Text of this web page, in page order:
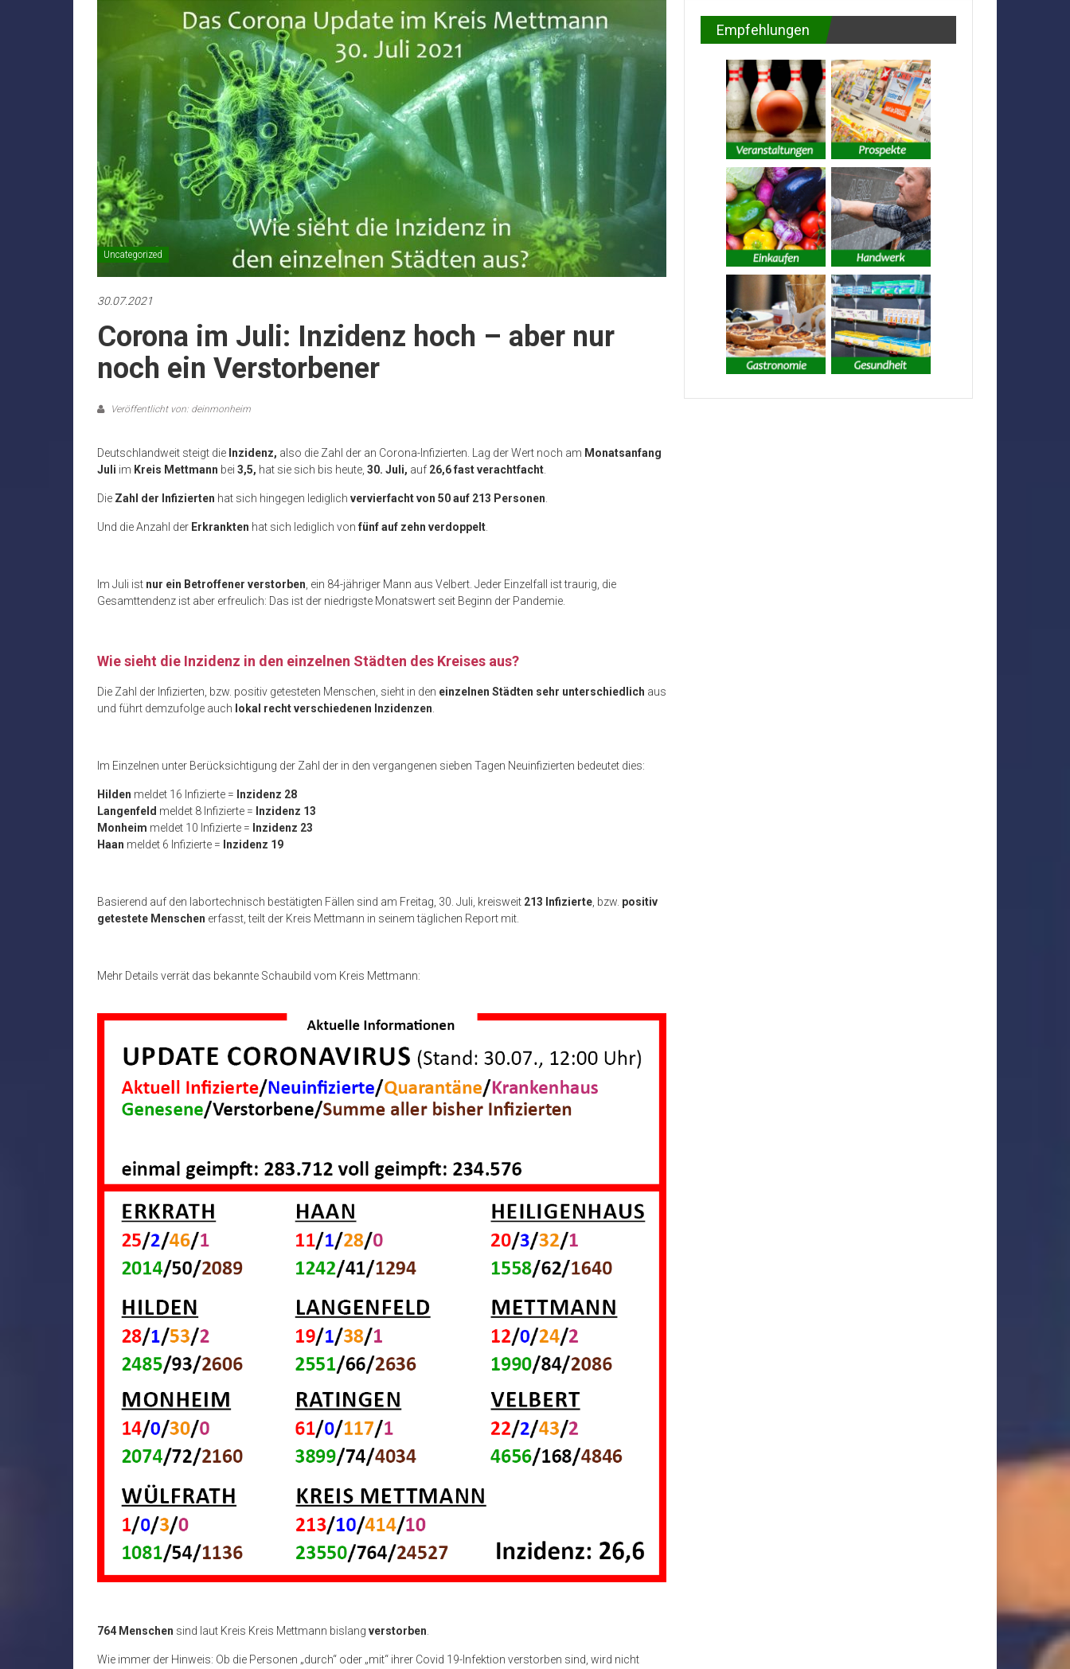
Uncategorized
30.07.2021
Corona im Juli: Inzidenz hoch – aber nur
noch ein Verstorbener
Veröffentlicht von: deinmonheim
Deutschlandweit steigt die Inzidenz, also die Zahl der an Corona-Infizierten. Lag der Wert noch am Monatsanfang
Juli im Kreis Mettmann bei 3,5, hat sie sich bis heute, 30. Juli, auf 26,6 fast verachtfacht
Die Zahl der Infizierten hat sich hingegen lediglich vervierfacht von 50 auf 213 Personen
Und die Anzahl der Erkrankten hat sich lediglich von fünf auf zehn verdoppelt
Im Juli ist nur ein Betroffener verstorben , ein 84-jähriger Mann aus Velbert. Jeder Einzelfall ist traurig, die
Gesamttendenz ist aber erfreulich: Das ist der niedrigste Monatswert seit Beginn der Pandemie.
Wie sieht die Inzidenz in den einzelnen Städten des Kreises aus?
Die Zahl der Infizierten, bzw. positiv getesteten Menschen, sieht in den einzelnen Städten sehr unterschiedlich aus
und führt demzufolge auch lokal recht verschiedenen Inzidenzen
Im Einzelnen unter Berücksichtigung der Zahl der in den vergangenen sieben Tagen Neuinfizierten bedeutet dies:
Hilden meldet 16 Infizierte = Inzidenz 28
Langenfeld meldet 8 Infizierte = Inzidenz 13
Monheim meldet 10 Infizierte = Inzidenz 23
Haan meldet 6 Infizierte = Inzidenz 19
Basierend auf den labortechnisch bestätigten Fällen sind am Freitag, 30. Juli, kreisweit 213 Infizierte , bzw. positiv
getestete Menschen erfasst, teilt der Kreis Mettmann in seinem täglichen Report mit.
Mehr Details verrät das bekannte Schaubild vom Kreis Mettmann:
764 Menschen sind laut Kreis Kreis Mettmann bislang verstorben
Wie immer der Hinweis: Ob die Personen „durch“ oder „mit“ ihrer Covid 19-Infektion verstorben sind, wird nicht
Empfehlungen